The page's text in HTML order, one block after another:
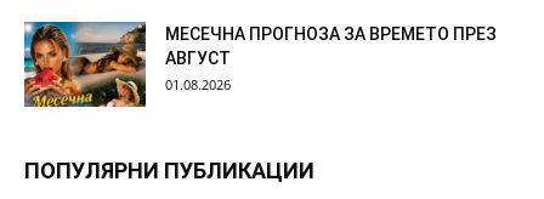
МЕСЕЧНА ПРОГНОЗА ЗА ВРЕМЕТО ПРЕЗ
АВГУСТ
01.08.2026
ПОПУЛЯРНИ ПУБЛИКАЦИИ